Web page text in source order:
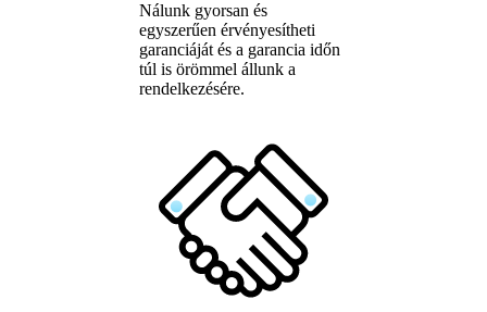
Nálunk gyorsan és
egyszerűen érvényesítheti
garanciáját és a garancia időn
túl is örömmel állunk a
rendelkezésére.